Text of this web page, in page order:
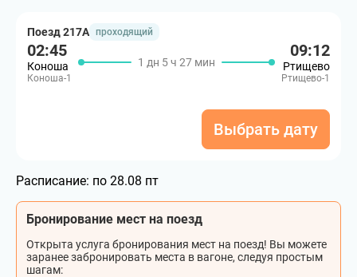
Поезд 217А проходящий
02:45
Коноша
Коноша-1
1 дн 5 ч 27 мин
09:12
Ртищево
Ртищево-1
Выбрать дату
Расписание: по 28.08 пт
Бронирование мест на поезд
Открыта услуга бронирования мест на поезд! Вы можете
заранее забронировать места в вагоне, следуя простым
шагам: